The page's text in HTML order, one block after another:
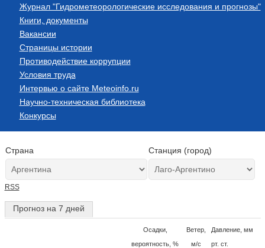
Журнал "Гидрометеорологические исследования и прогнозы"
Книги, документы
Вакансии
Страницы истории
Противодействие коррупции
Условия труда
Интервью о сайте Meteoinfo.ru
Научно-техническая библиотека
Конкурсы
Страна Станция (город)
RSS
Прогноз на 7 дней
Осадки,
вероятность, %
Ветер,
м/с
Давление, мм
рт. ст.